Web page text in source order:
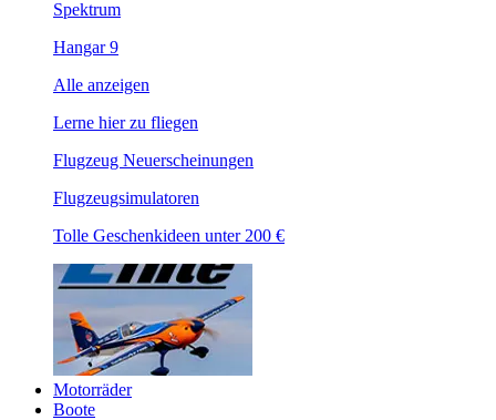
Spektrum
Hangar 9
Alle anzeigen
Lerne hier zu fliegen
Flugzeug Neuerscheinungen
Flugzeugsimulatoren
Tolle Geschenkideen unter 200 €
Motorräder
Boote